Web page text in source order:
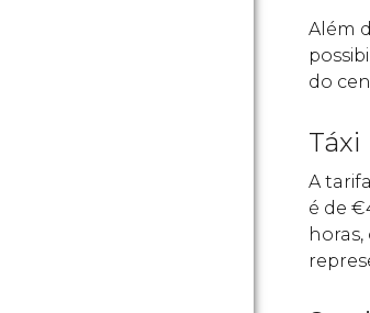
Além
do
Táxi
A
é de €